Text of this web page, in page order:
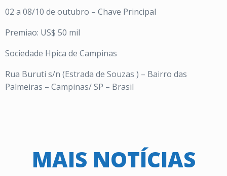
02 a 08/10 de outubro – Chave Principal
Premiao: US$ 50 mil
Sociedade Hpica de Campinas
Rua Buruti s/n (Estrada de Souzas ) – Bairro das
Palmeiras – Campinas/ SP – Brasil
MAIS NOTÍCIAS